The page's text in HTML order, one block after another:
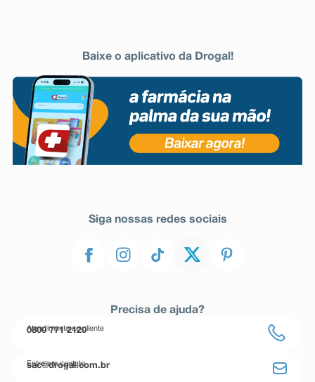
Baixe o aplicativo da Drogal!
Siga nossas redes sociais
Precisa de ajuda?
Atendimento ao cliente
0800 771 2120
Entre em contato
sac@drogal.com.br